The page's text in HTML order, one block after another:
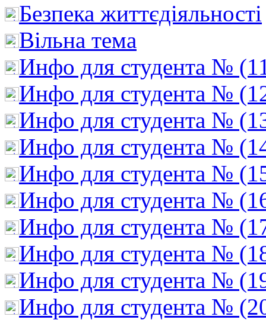
Безпека життєдіяльності
Вільна тема
Инфо для студента №
Инфо для студента №
Инфо для студента №
Инфо для студента №
Инфо для студента №
Инфо для студента №
Инфо для студента №
Инфо для студента №
Инфо для студента №
Инфо для студента №